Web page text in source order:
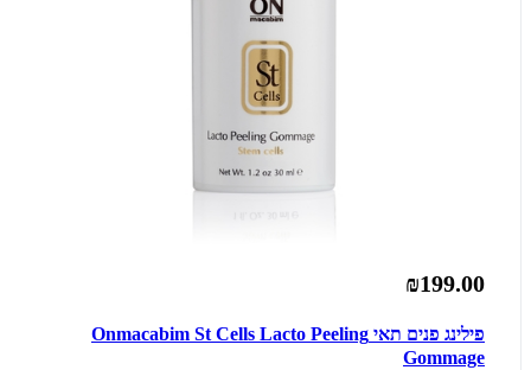
₪199.00
פילינג פנים תאי Onmacabim St Cells Lacto Peeling
Gommage